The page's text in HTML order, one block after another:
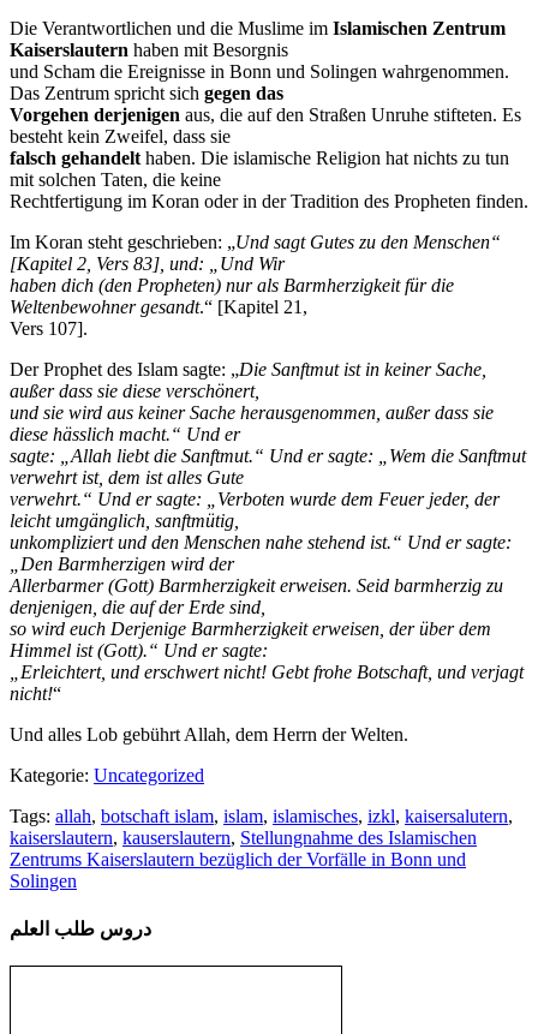
Die Verantwortlichen und die Muslime im Islamischen Zentrum
Kaiserslautern haben mit Besorgnis
und Scham die Ereignisse in Bonn und Solingen wahrgenommen.
Das Zentrum spricht sich gegen das
Vorgehen derjenigen aus, die auf den Straßen Unruhe stifteten. Es
besteht kein Zweifel, dass sie
falsch gehandelt haben. Die islamische Religion hat nichts zu tun
mit solchen Taten, die keine
Rechtfertigung im Koran oder in der Tradition des Propheten finden.
Im Koran steht geschrieben: „Und sagt Gutes zu den Menschen“
[Kapitel 2, Vers 83], und: „Und Wir
haben dich (den Propheten) nur als Barmherzigkeit für die
Weltenbewohner gesandt.“ [Kapitel 21,
Vers 107].
Der Prophet des Islam sagte: „Die Sanftmut ist in keiner Sache,
außer dass sie diese verschönert,
und sie wird aus keiner Sache herausgenommen, außer dass sie
diese hässlich macht.“ Und er
sagte: „Allah liebt die Sanftmut.“ Und er sagte: „Wem die Sanftmut
verwehrt ist, dem ist alles Gute
verwehrt.“ Und er sagte: „Verboten wurde dem Feuer jeder, der
leicht umgänglich, sanftmütig,
unkompliziert und den Menschen nahe stehend ist.“ Und er sagte:
„Den Barmherzigen wird der
Allerbarmer (Gott) Barmherzigkeit erweisen. Seid barmherzig zu
denjenigen, die auf der Erde sind,
so wird euch Derjenige Barmherzigkeit erweisen, der über dem
Himmel ist (Gott).“ Und er sagte:
„Erleichtert, und erschwert nicht! Gebt frohe Botschaft, und verjagt
nicht!“
Und alles Lob gebührt Allah, dem Herrn der Welten.
Kategorie: Uncategorized
Tags: allah, botschaft islam, islam, islamisches, izkl, kaisersalutern,
kaiserslautern, kauserslautern, Stellungnahme des Islamischen
Zentrums Kaiserslautern bezüglich der Vorfälle in Bonn und
Solingen
دروس طلب العلم